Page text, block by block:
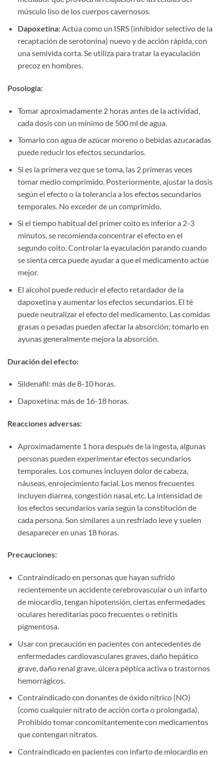
músculo liso de los cuerpos cavernosos.
Dapoxetina:​​ Actúa como un ISRS (inhibidor selectivo de la
recaptación de serotonina) nuevo y de acción rápida, con
una semivida corta. Se utiliza para tratar la eyaculación
precoz en hombres.
Posología:​
Tomar aproximadamente 2 horas antes de la actividad,
cada dosis con un mínimo de 500 ml de agua.
Tomarlo con agua de azúcar moreno o bebidas azucaradas
puede reducir los efectos secundarios.
Si es la primera vez que se toma, las 2 primeras veces
tomar medio comprimido. Posteriormente, ajustar la dosis
según el efecto o la tolerancia a los efectos secundarios
temporales. No exceder de un comprimido.
Si el tiempo habitual del primer coito es inferior a 2-3
minutos, se recomienda concentrar el efecto en el
segundo coito. Controlar la eyaculación parando cuando
se sienta cerca puede ayudar a que el medicamento actúe
mejor.
El alcohol puede reducir el efecto retardador de la
dapoxetina y aumentar los efectos secundarios. El té
puede neutralizar el efecto del medicamento. Las comidas
grasas o pesadas pueden afectar la absorción; tomarlo en
ayunas generalmente mejora la absorción.
Duración del efecto:​
Sildenafil: más de 8-10 horas.
Dapoxetina: más de 16-18 horas.
Reacciones adversas:​
Aproximadamente 1 hora después de la ingesta, algunas
personas pueden experimentar efectos secundarios
temporales. Los comunes incluyen dolor de cabeza,
náuseas, enrojecimiento facial. Los menos frecuentes
incluyen diarrea, congestión nasal, etc. La intensidad de
los efectos secundarios varía según la constitución de
cada persona. Son similares a un resfriado leve y suelen
desaparecer en unas 18 horas.
Precauciones:​
Contraindicado en personas que hayan sufrido
recientemente un accidente cerebrovascular o un infarto
de miocardio, tengan hipotensión, ciertas enfermedades
oculares hereditarias poco frecuentes o retinitis
pigmentosa.
Usar con precaución en pacientes con antecedentes de
enfermedades cardiovasculares graves, daño hepático
grave, daño renal grave, úlcera péptica activa o trastornos
hemorrágicos.
Contraindicado con donantes de óxido nítrico (NO)
(como cualquier nitrato de acción corta o prolongada).
Prohibido tomar concomitantemente con medicamentos
que contengan nitratos.
Contraindicado en pacientes con infarto de miocardio en